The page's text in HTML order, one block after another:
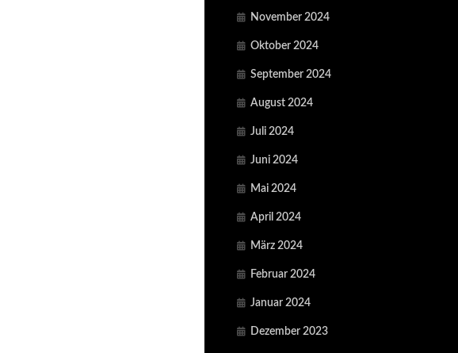
November 2024
Oktober 2024
September 2024
August 2024
Juli 2024
Juni 2024
Mai 2024
April 2024
März 2024
Februar 2024
Januar 2024
Dezember 2023